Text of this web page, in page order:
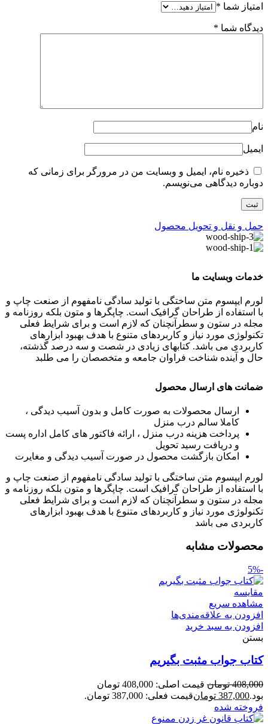
امتیاز شما *
دیدگاه شما *
نام
ایمیل
ذخیره نام، ایمیل و وبسایت من در مرورگر برای زمانی که
دوباره دیدگاهی می‌نویسم.
حمل و نقل و تحویل محصول
خدمات وبسایت ما
لورم ایپسوم متن ساختگی با تولید سادگی نامفهوم از صنعت چاپ و
با استفاده از طراحان گرافیک است. چاپگرها و متون بلکه روزنامه و
مجله در ستون و سطرآنچنان که لازم است و برای شرایط فعلی
تکنولوژی مورد نیاز و کاربردهای متنوع با هدف بهبود ابزارهای
کاربردی می باشد. کتابهای زیادی در شصت و سه درصد گذشته،
حال و آینده شناخت فراوان جامعه و متخصصان را می طلبد
ضمانت های ارسال محصول
ارسال محصولات به صورت کامل و بدون آسیب دیدگی ،
کاملا سالم درب منزل
پرداخت هزینه درب منزل ، ارائه فاکتور های کامل اداره پست
و دریافت رسید تحویل
امکان بازگشت محصول در صورت آسیب دیدگی و مغایرت
لورم ایپسوم متن ساختگی با تولید سادگی نامفهوم از صنعت چاپ و
با استفاده از طراحان گرافیک است. چاپگرها و متون بلکه روزنامه و
مجله در ستون و سطرآنچنان که لازم است و برای شرایط فعلی
تکنولوژی مورد نیاز و کاربردهای متنوع با هدف بهبود ابزارهای
کاربردی می باشد
محصولات مشابه
-5%
مقایسه
مشاهده سریع
افزودن به علاقه‌مندی‌ها
افزودن به سبد خرید
بستن
کتاب جواب مثبت بگیریم
408,000 تومان
قیمت اصلی: 408,000 تومان
بود.387,000 تومانقیمت فعلی: 387,000 تومان.
فروخته شده